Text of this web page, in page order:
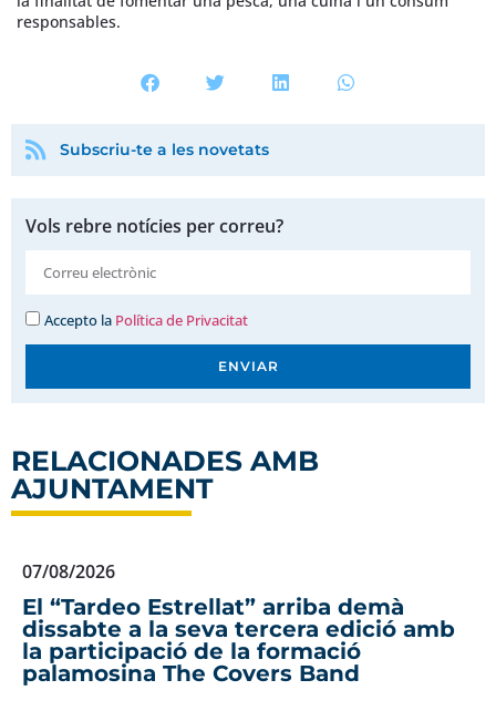
responsables.
Subscriu-te a les novetats
Vols rebre notícies per correu?
Accepto la Política de Privacitat
ENVIAR
RELACIONADES AMB
AJUNTAMENT
07/08/2026
El “Tardeo Estrellat” arriba demà
dissabte a la seva tercera edició amb
la participació de la formació
palamosina The Covers Band